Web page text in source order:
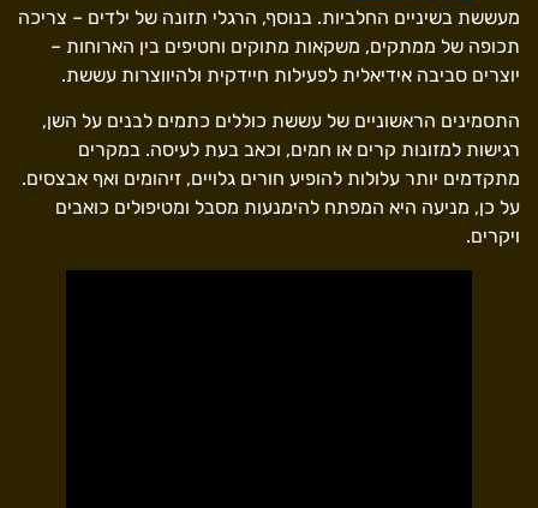
מעששת בשיניים החלביות. בנוסף, הרגלי תזונה של ילדים – צריכה
תכופה של ממתקים, משקאות מתוקים וחטיפים בין הארוחות –
יוצרים סביבה אידיאלית לפעילות חיידקית ולהיווצרות עששת.
התסמינים הראשוניים של עששת כוללים כתמים לבנים על השן,
רגישות למזונות קרים או חמים, וכאב בעת לעיסה. במקרים
מתקדמים יותר עלולות להופיע חורים גלויים, זיהומים ואף אבצסים.
על כן, מניעה היא המפתח להימנעות מסבל ומטיפולים כואבים
ויקרים.